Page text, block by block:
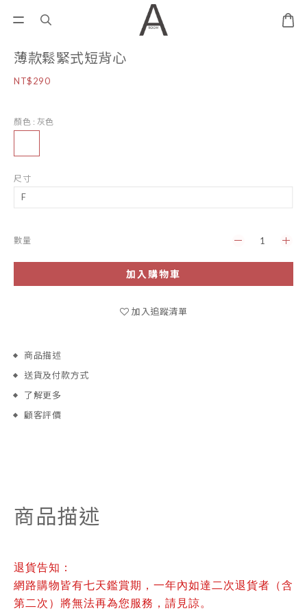
薄款鬆緊式短背心
NT$290
顏色 : 灰色
尺寸
數量
加入購物車
加入追蹤清單
商品描述
送貨及付款方式
了解更多
顧客評價
商品描述
退貨告知：
網路購物皆有七天鑑賞期，一年內如達二次退貨者（含
第二次）將無法再為您服務，請見諒。